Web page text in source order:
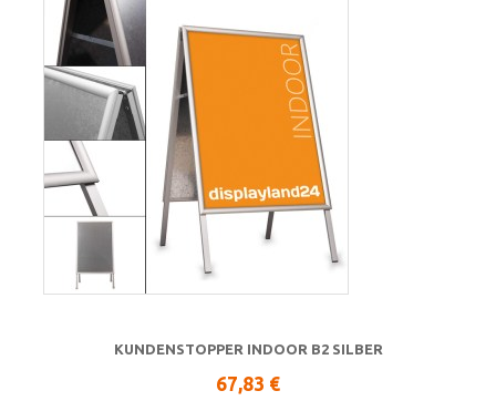
KUNDENSTOPPER INDOOR B2 SILBER
67,83 €